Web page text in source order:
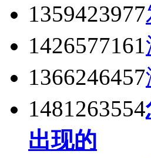
1359423977
1426577161
1366246457
1481263554
出现的